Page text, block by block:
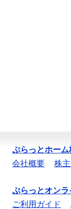
ぷらっとホーム
会社概要
株
ぷらっとオンラ
ご利用ガイド